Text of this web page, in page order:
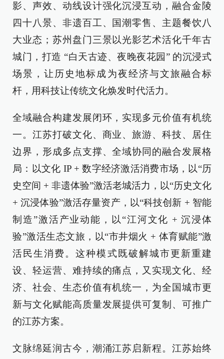
影、声效、动线设计强化沉浸互动，融合金陵
四十八景、非遗百工、国潮零售、主题餐饮八
大业态；苏州盘门三景以光影艺术活化千年古
城门，打造 “白天古迹、夜晚夜花园” 的沉浸式
场景，让历史地标成为夜经济与文旅融合标
杆，用科技让传统文化焕发时代活力。
全域融合构建发展闭环，实现多元价值有机统
一。江苏打破文化、商业、旅游、科技、居住
边界，形成多点支撑、全域协同的融合发展格
局：以文化 IP + 数字经济激活消费市场，以“历
史空间 + 非遗体验”激活老城活力，以“历史文化
+ 沉浸体验”激活存量资产，以“科技创新 + 智能
制造”激活产业动能，以“江河文化 + 沉浸体
验”激活生态文旅，以“市井烟火 + 体育赋能”激
活民生消费。这种模式既破解城市更新重建
设、轻运营、难持续的痛点，又实现文化、经
济、社会、生态价值有机统一，为全国城市更
新与文化赋能高质量发展提供可复制、可推广
的江苏方案。
文脉绵延润古今，潮涌江苏启新程。江苏始终